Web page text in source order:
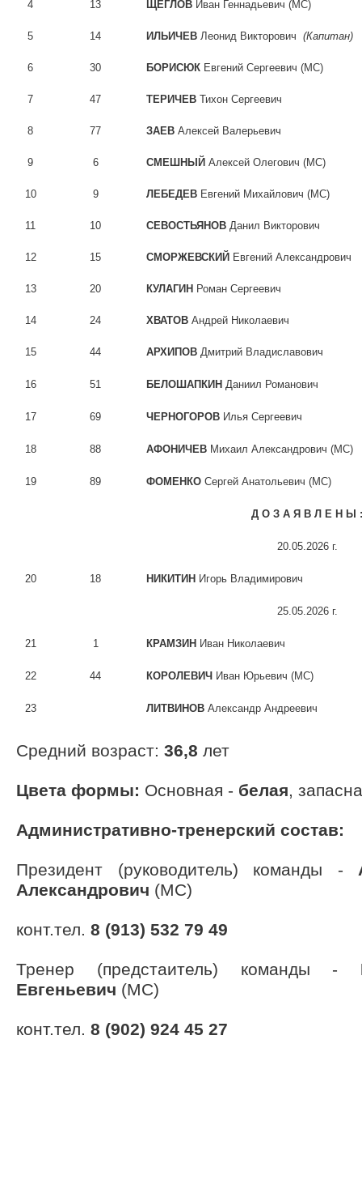
4 13 ЩЕГЛОВ Иван Геннадьевич (МС)
5 14 ИЛЬИЧЕВ Леонид Викторович (Капитан)
6 30 БОРИСЮК Евгений Сергеевич (МС)
7 47 ТЕРИЧЕВ Тихон Сергеевич
8 77 ЗАЕВ Алексей Валерьевич
9 6 СМЕШНЫЙ Алексей Олегович (МС)
10 9 ЛЕБЕДЕВ Евгений Михайлович (МС)
11 10 СЕВОСТЬЯНОВ Данил Викторович
12 15 СМОРЖЕВСКИЙ Евгений Александрович
13 20 КУЛАГИН Роман Сергеевич
14 24 ХВАТОВ Андрей Николаевич
15 44 АРХИПОВ Дмитрий Владиславович
16 51 БЕЛОШАПКИН Даниил Романович
17 69 ЧЕРНОГОРОВ Илья Сергеевич
18 88 АФОНИЧЕВ Михаил Александрович (МС)
19 89 ФОМЕНКО Сергей Анатольевич (МС)
Д О З А Я В Л Е Н Ы :
20.05.2026 г.
20 18 НИКИТИН Игорь Владимирович
25.05.2026 г.
21 1 КРАМЗИН Иван Николаевич
22 44 КОРОЛЕВИЧ Иван Юрьевич (МС)
23 ЛИТВИНОВ Александр Андреевич
Cредний возраст: 36,8 лет
Цвета формы: Основная - белая,
Административно-тренерский состав:
Президент (руководитель) команды -
Александрович (МС)
конт.тел. 8 (913) 532 79 49
Тренер (предстаитель) команды -
Евгеньевич (МС)
конт.тел. 8 (902) 924 45 27